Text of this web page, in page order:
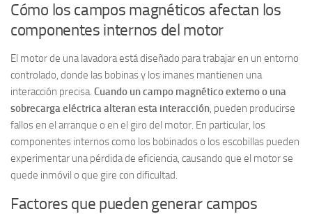
Cómo los campos magnéticos afectan los
componentes internos del motor
El motor de una lavadora está diseñado para trabajar en un entorno
controlado, donde las bobinas y los imanes mantienen una
interacción precisa. Cuando un campo magnético externo o una
sobrecarga eléctrica alteran esta interacción, pueden producirse
fallos en el arranque o en el giro del motor. En particular, los
componentes internos como los bobinados o los escobillas pueden
experimentar una pérdida de eficiencia, causando que el motor se
quede inmóvil o que gire con dificultad.
Factores que pueden generar campos